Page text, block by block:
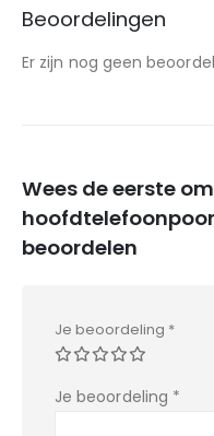
Beoordelingen
Er zijn nog geen
Wees de eerste
beoordelen
Je beoordeling *
Je beoordeling *